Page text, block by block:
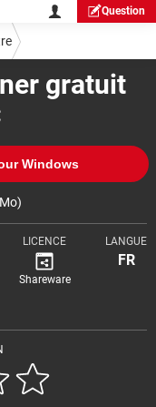
Question
gratuit
Windows
LICENCE
Shareware
LANGUE
FR